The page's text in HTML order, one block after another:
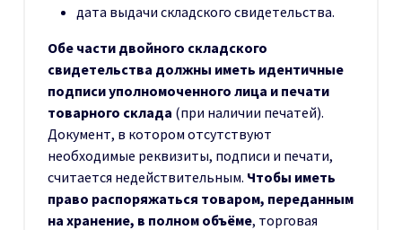
дата выдачи складского свидетельства.
Обе части двойного складского
свидетельства должны иметь идентичные
подписи уполномоченного лица и печати
товарного склада (при наличии печатей).
Документ, в котором отсутствуют
необходимые реквизиты, подписи и печати,
считается недействительным. Чтобы иметь
право распоряжаться товаром, переданным
на хранение, в полном объёме, торговая